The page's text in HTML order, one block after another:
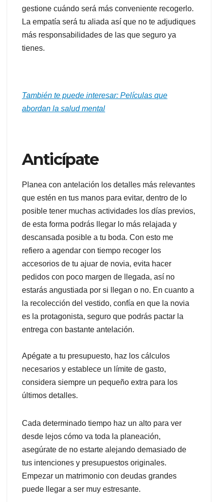
gestione cuándo será más conveniente recogerlo.
La empatía será tu aliada así que no te adjudiques
más responsabilidades de las que seguro ya
tienes.
También te puede interesar: Películas que
abordan la salud mental
Anticípate
Planea con antelación los detalles más relevantes
que estén en tus manos para evitar, dentro de lo
posible tener muchas actividades los días previos,
de esta forma podrás llegar lo más relajada y
descansada posible a tu boda. Con esto me
refiero a agendar con tiempo recoger los
accesorios de tu ajuar de novia, evita hacer
pedidos con poco margen de llegada, así no
estarás angustiada por si llegan o no. En cuanto a
la recolección del vestido, confía en que la novia
es la protagonista, seguro que podrás pactar la
entrega con bastante antelación.
Apégate a tu presupuesto, haz los cálculos
necesarios y establece un límite de gasto,
considera siempre un pequeño extra para los
últimos detalles.
Cada determinado tiempo haz un alto para ver
desde lejos cómo va toda la planeación,
asegúrate de no estarte alejando demasiado de
tus intenciones y presupuestos originales.
Empezar un matrimonio con deudas grandes
puede llegar a ser muy estresante.